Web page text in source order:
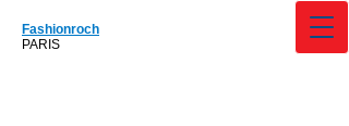
Fashionroch
PARIS